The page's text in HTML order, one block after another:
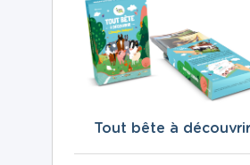
Tout bête à